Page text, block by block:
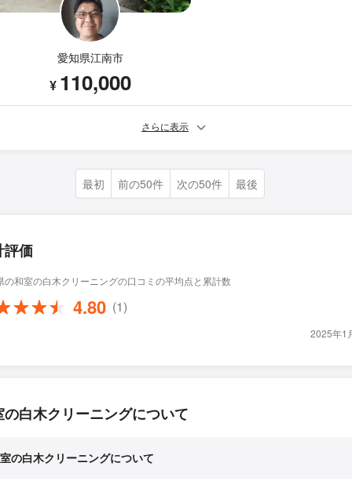
愛知県江南市
¥ 110,000
さらに表示
最初 前の50件 次の50件 最後
評価
の和室の白木クリーニングの口コミの平均点と累計数
4.80 (1)
2025年1
の白木クリーニングについて
の白木クリーニングについて